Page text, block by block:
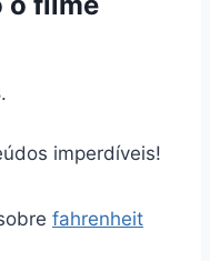
.
imperdíveis!
fahrenheit